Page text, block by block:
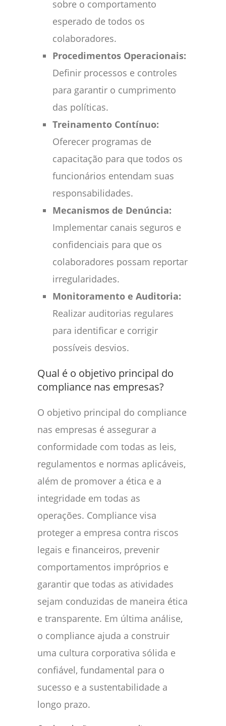
sobre o comportamento
esperado de todos os
colaboradores.
Procedimentos Operacionais:
Definir processos e controles
para garantir o cumprimento
das políticas.
Treinamento Contínuo:
Oferecer programas de
capacitação para que todos os
funcionários entendam suas
responsabilidades.
Mecanismos de Denúncia:
Implementar canais seguros e
confidenciais para que os
colaboradores possam reportar
irregularidades.
Monitoramento e Auditoria:
Realizar auditorias regulares
para identificar e corrigir
possíveis desvios.
Qual é o objetivo principal do
compliance nas empresas?
O objetivo principal do compliance
nas empresas é assegurar a
conformidade com todas as leis,
regulamentos e normas aplicáveis,
além de promover a ética e a
integridade em todas as
operações. Compliance visa
proteger a empresa contra riscos
legais e financeiros, prevenir
comportamentos impróprios e
garantir que todas as atividades
sejam conduzidas de maneira ética
e transparente. Em última análise,
o compliance ajuda a construir
uma cultura corporativa sólida e
confiável, fundamental para o
sucesso e a sustentabilidade a
longo prazo.